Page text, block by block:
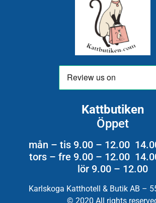
Kattbutiken
Öppet
mån – tis 9.00 – 12.00
tors – fre 9.00 – 12.00
lör 9.00 – 12.00
Karlskoga Katthotell & Butik AB –
© 2020 All rights